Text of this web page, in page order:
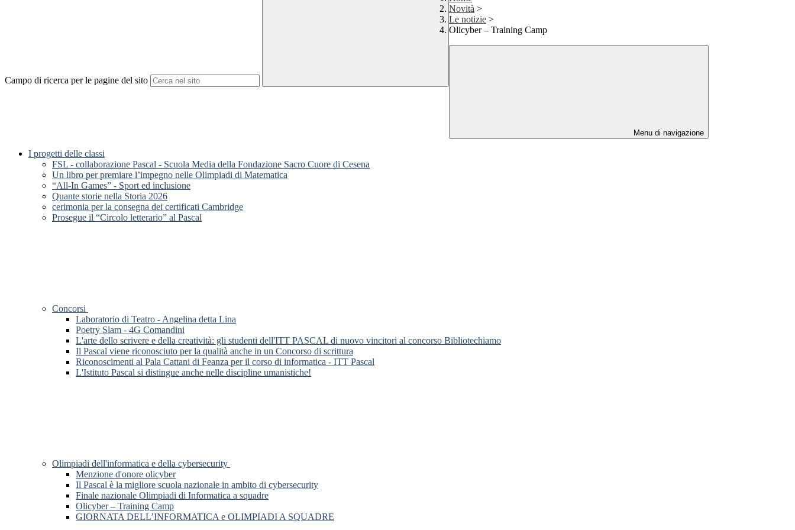
Campo di ricerca per le pagine del sito
Novità >
Le notizie >
Olicyber – Training Camp
Menu di navigazione
I progetti delle classi
FSL - collaborazione Pascal - Scuola Media della Fondazione Sacro Cuore di Cesena
Un libro per premiare l’impegno nelle Olimpiadi di Matematica
“All-In Games” - Sport ed inclusione
Quante storie nella Storia 2026
cerimonia per la consegna dei certificati Cambridge
Prosegue il “Circolo letterario” al Pascal
Concorsi
Laboratorio di Teatro - Angelina detta Lina
Poetry Slam - 4G Comandini
L'arte dello scrivere e della creatività: gli studenti dell'ITT PASCAL di nuovo vincitori al concorso Bibliotechiamo
Il Pascal viene riconosciuto per la qualità anche in un Concorso di scrittura
Riconoscimenti al Pala Cattani di Feanza per il corso di informatica - ITT Pascal
L'Istituto Pascal si distingue anche nelle discipline umanistiche!
Olimpiadi dell'informatica e della cybersecurity
Menzione d'onore olicyber
Il Pascal è la migliore scuola nazionale in ambito di cybersecurity
Finale nazionale Olimpiadi di Informatica a squadre
Olicyber – Training Camp
GIORNATA DELL’INFORMATICA e OLIMPIADI A SQUADRE